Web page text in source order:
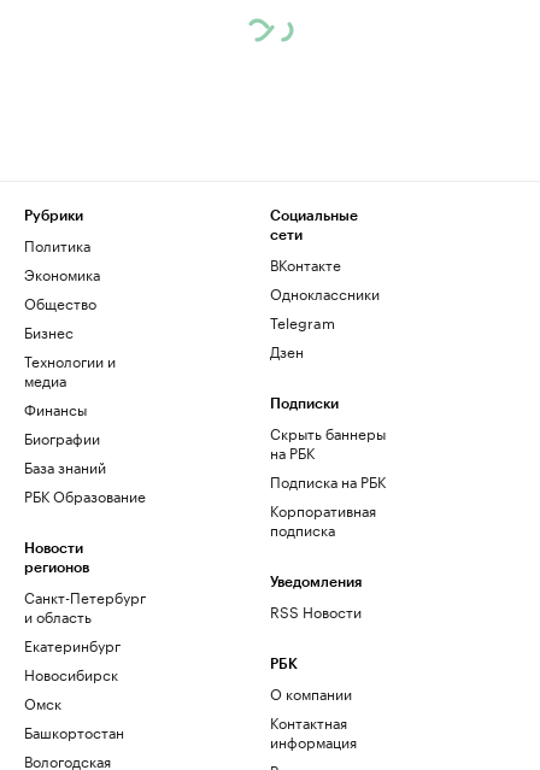
Рубрики
Политика
Экономика
Общество
Бизнес
Технологии и
медиа
Финансы
Биографии
База знаний
РБК Образование
Новости
регионов
Санкт-Петербург
и область
Екатеринбург
Новосибирск
Омск
Башкортостан
Вологодская
Социальные
сети
ВКонтакте
Одноклассники
Telegram
Дзен
Подписки
Скрыть баннеры
на РБК
Подписка на РБК
Корпоративная
подписка
Уведомления
RSS Новости
РБК
О компании
Контактная
информация